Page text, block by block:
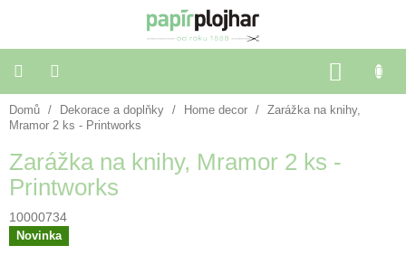
KOŠÍK
Balení
dárků
Dekorace
a
doplňky
Škola
Domů / Dekorace a doplňky / Home decor /
Zarážka na knihy,
Mramor 2 ks - Printworks
Zarážka na knihy, Mramor 2 ks -
Printworks
10000734
Novinka